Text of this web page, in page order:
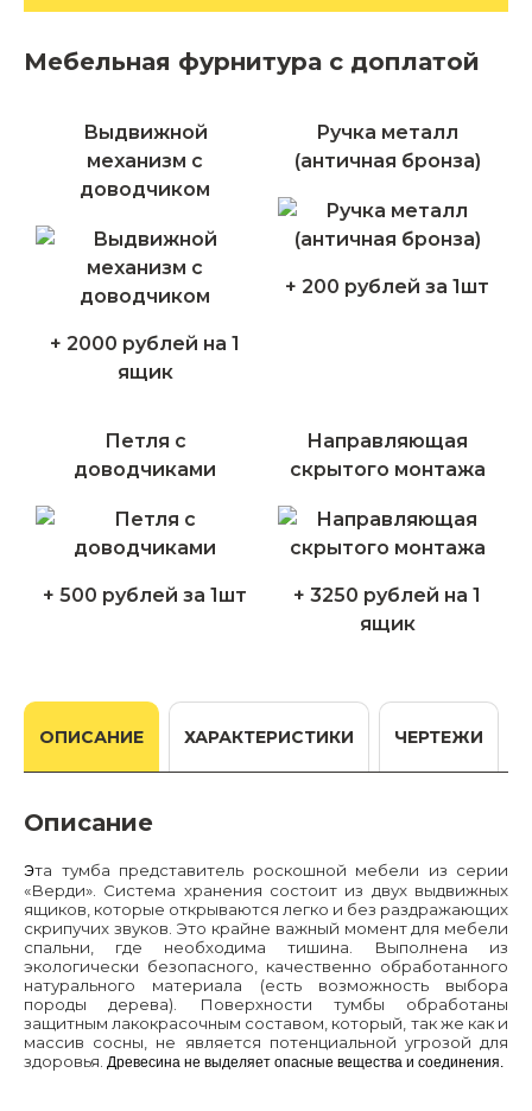
Мебельная фурнитура с доплатой
Выдвижной
механизм с
доводчиком
+ 2000 рублей на 1
ящик
Ручка металл
(античная бронза)
+ 200 рублей за 1шт
Петля с
доводчиками
+ 500 рублей за 1шт
Направляющая
скрытого монтажа
+ 3250 рублей на 1
ящик
ОПИСАНИЕ ХАРАКТЕРИСТИКИ ЧЕРТЕЖИ
Описание
Эта тумба представитель роскошной мебели из серии
«Верди». Система хранения состоит из двух выдвижных
ящиков , которые открываются легко и без раздражающих
скрипучих звуков Это крайне важный моментдля мебели
спальни, где необходима тишина. Выполнена из
экологически безопасного, качественно обработанного
натурального материала (есть возможность выбора
породы дерева)
Поверхности тумбы обработаны
защитным лакокрасочным составом , который , так же как и
массив сосны, не является потенциальной угрозой для
здоровья. Древесина не выделяет опасные вещества и соединения.